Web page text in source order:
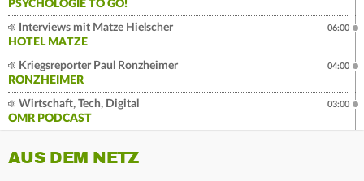
PSYCHOLOGIE TO GO!
Interviews mit Matze Hielscher
HOTEL MATZE
06:00
Kriegsreporter Paul Ronzheimer
RONZHEIMER
04:00
Wirtschaft, Tech, Digital
OMR PODCAST
03:00
AUS DEM NETZ